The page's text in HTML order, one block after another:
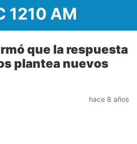
1210 AM
que la respuesta
plantea nuevos
hace 8 años